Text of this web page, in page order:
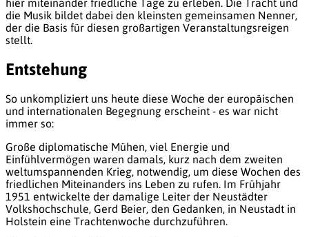
hier miteinander friedliche Tage zu erleben. Die Tracht und
die Musik bildet dabei den kleinsten gemeinsamen Nenner,
der die Basis für diesen großartigen Veranstaltungsreigen
stellt.
Entstehung
So unkompliziert uns heute diese Woche der europäischen
und internationalen Begegnung erscheint - es war nicht
immer so:
Große diplomatische Mühen, viel Energie und
Einfühlvermögen waren damals, kurz nach dem zweiten
weltumspannenden Krieg, notwendig, um diese Wochen des
friedlichen Miteinanders ins Leben zu rufen. Im Frühjahr
1951 entwickelte der damalige Leiter der Neustädter
Volkshochschule, Gerd Beier, den Gedanken, in Neustadt in
Holstein eine Trachtenwoche durchzuführen.